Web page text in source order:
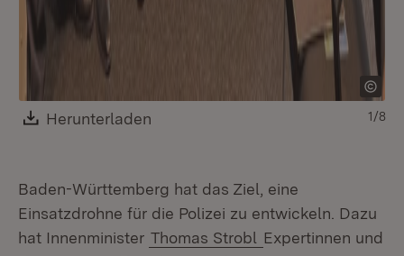
Download:
Herunterladen 1/8
Baden-Württemberg hat das Ziel, eine
Einsatzdrohne für die Polizei zu entwickeln. Dazu
hat Innenminister Thomas Strobl Expertinnen und